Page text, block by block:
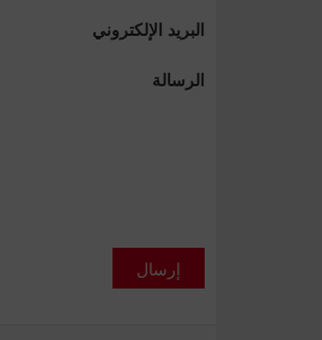
البريد الإلكتروني
الرسالة
إرسال